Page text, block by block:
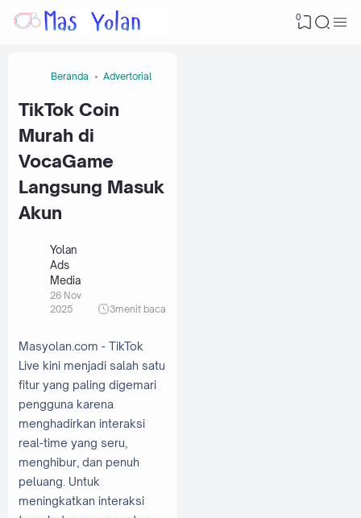
0
Beranda Advertorial
TikTok Coin
Murah di
VocaGame
Langsung Masuk
Akun
Yolan
Ads
Media
26 Nov
2025
3menit baca
Masyolan.com - TikTok
Live kini menjadi salah satu
fitur yang paling digemari
pengguna karena
menghadirkan interaksi
real-time yang seru,
menghibur, dan penuh
peluang. Untuk
meningkatkan interaksi